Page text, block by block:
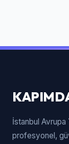
İstanbul Avrupa
profesyonel,